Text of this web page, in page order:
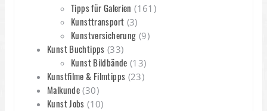
Tipps für Galerien (161)
Kunsttransport (3)
Kunstversicherung (9)
Kunst Buchtipps (33)
Kunst Bildbände (13)
Kunstfilme & Filmtipps (23)
Malkunde (30)
Kunst Jobs (10)